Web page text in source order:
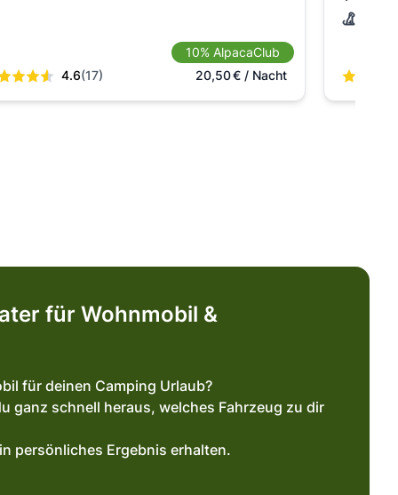
4.6(17)
10% AlpacaClub
20,50€ / Nacht
für Wohnmobil &
für deinen Camping Urlaub?
ganz schnell heraus, welches Fahrzeug zu dir
persönliches Ergebnis erhalten.